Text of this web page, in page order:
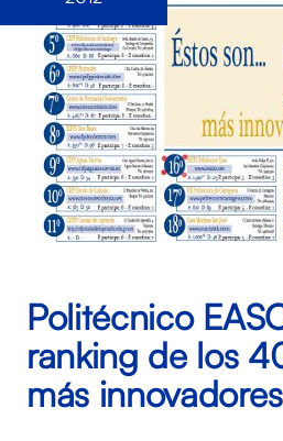
Politécnico
ranking de los
más innovadores